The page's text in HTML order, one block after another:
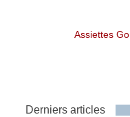
Assiettes
Derniers articles